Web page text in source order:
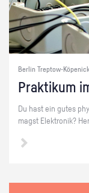
Berlin Treptow-
Prak­ti­kum
Du hast ein gutes
magst Elek­tro­nik?